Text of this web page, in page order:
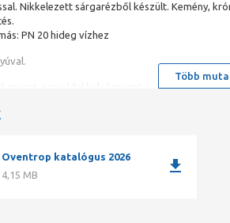
Nikkelezett sárgarézből készült. Kemény,
PN 20 hideg vízhez
Több
Oventrop katalógus 2026
4,15 MB
download